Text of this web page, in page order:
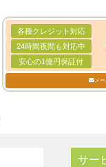
各種クレジット対応
24時間夜間も対応中
安心の1億円保証付
メ
サー